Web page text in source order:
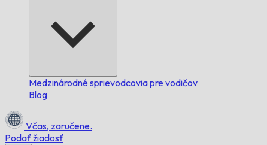
Medzinárodné sprievodcovia pre vodičov
Blog
Včas, zaručene.
Podať žiadosť